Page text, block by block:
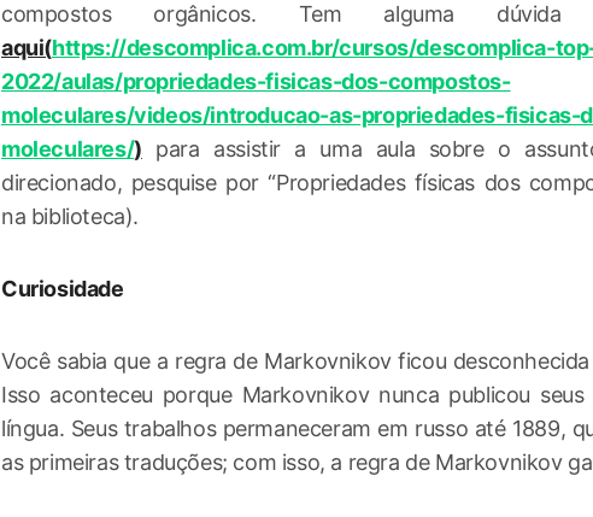
compostos orgânicos. Tem alguma
aqui(https://descomplica.com.br/cursos/descomplica-
2022/aulas/propriedades-fisicas-dos-compostos-
moleculares/videos/introducao-as-propriedades-fisicas-
moleculares/) para assistir a uma aula sobre o
direcionado, pesquise por “Propriedades físicas dos
na biblioteca).
Curiosidade
Você sabia que a regra de Markovnikov ficou
Isso aconteceu porque Markovnikov nunca publicou
língua. Seus trabalhos permaneceram em russo até 1889,
as primeiras traduções; com isso, a regra de Markovnikov